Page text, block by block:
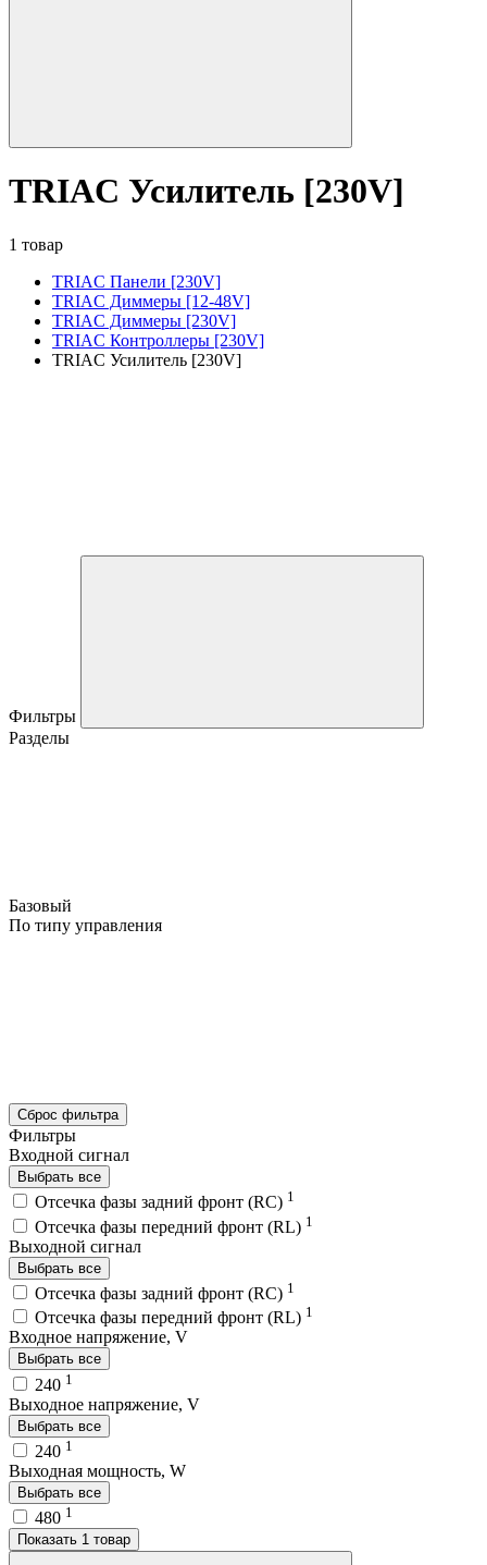
TRIAC Усилитель [230V]
1 товар
TRIAC Панели [230V]
TRIAC Диммеры [12-48V]
TRIAC Диммеры [230V]
TRIAC Контроллеры [230V]
TRIAC Усилитель [230V]
Фильтры
Разделы
Базовый
По типу управления
Сброс фильтра
Фильтры
Входной сигнал
Выбрать все
Отсечка фазы задний фронт (RC) 1
Отсечка фазы передний фронт (RL) 1
Выходной сигнал
Выбрать все
Отсечка фазы задний фронт (RC) 1
Отсечка фазы передний фронт (RL) 1
Входное напряжение, V
Выбрать все
240 1
Выходное напряжение, V
Выбрать все
240 1
Выходная мощность, W
Выбрать все
480 1
Показать 1 товар